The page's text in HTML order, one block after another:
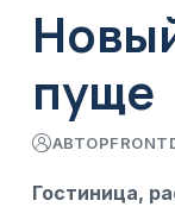
пуще
АВТОР
Гостиница,